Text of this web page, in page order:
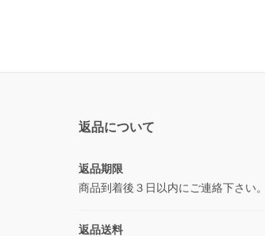
返品について
返品期限
商品到着後３日以内にご連絡下さい。
返品送料